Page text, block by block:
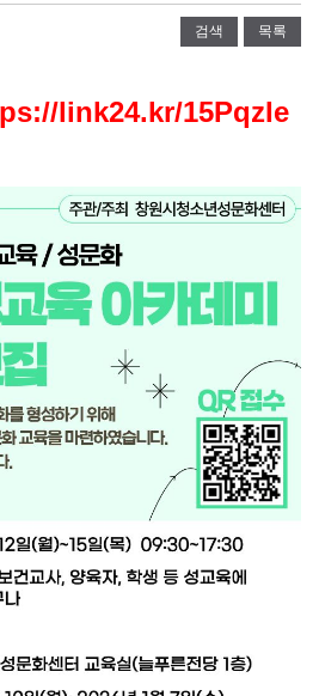
검색 목록
link24.kr/15PqzIe